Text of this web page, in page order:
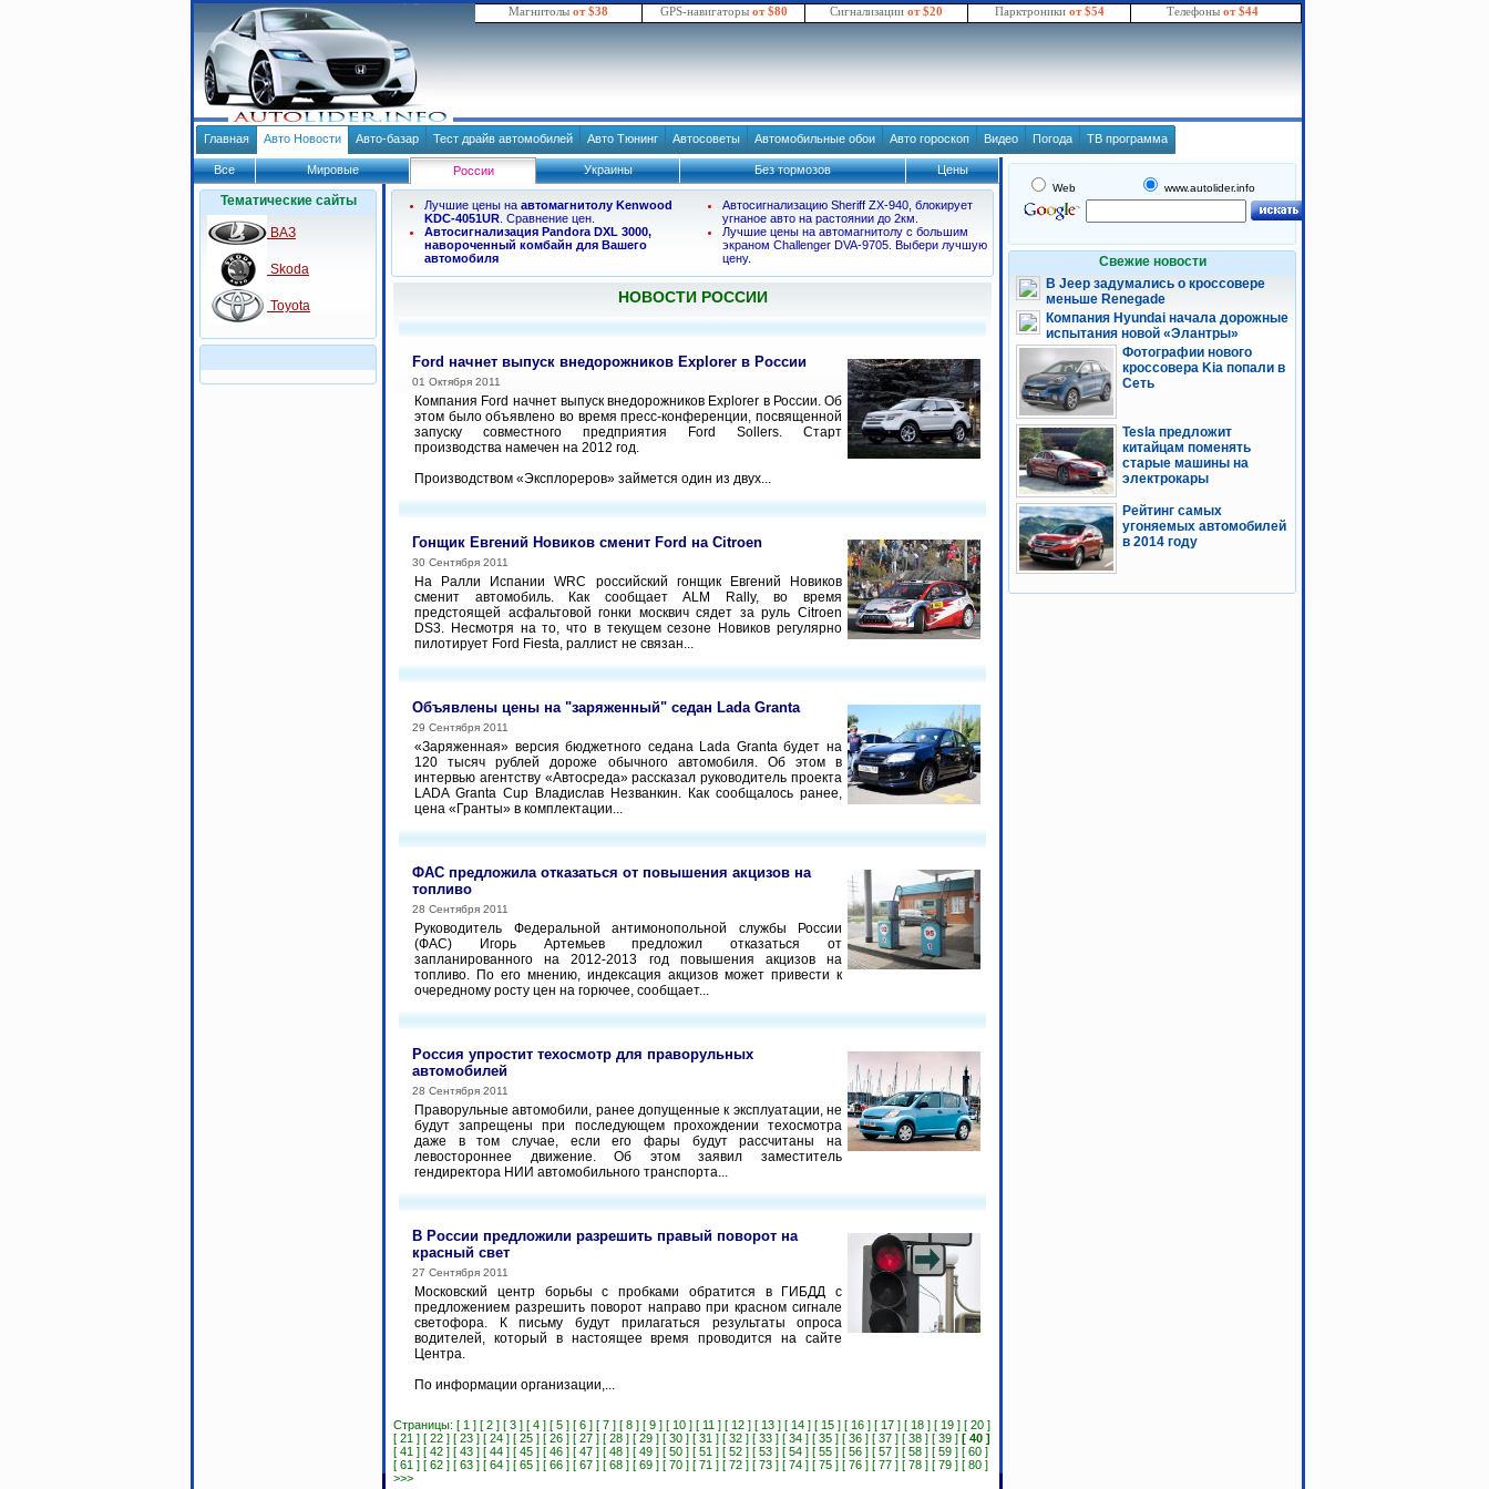
Магнитолы от $38 GPS-навигаторы от $80 Сигнализации от $20 Парктроники от $54 Телефоны от $44
Главная Авто Новости Авто-базар Тест драйв автомобилей Авто Тюнинг Автосоветы Автомобильные обои Авто гороскоп Видео Погода ТВ программа
Все Мировые России Украины Без тормозов Цены
Тематические сайты
ВАЗ
Skoda
Toyota
Лучшие цены на автомагнитолу Kenwood
KDC-4051UR . Сравнение цен.
Автосигнализация Pandora DXL 3000,
навороченный комбайн для Вашего
автомобиля
Автосигнализацию Sheriff ZX-940, блокирует
угнаное авто на растоянии до 2км.
Лучшие цены на автомагнитолу с большим
экраном Challenger DVA-9705. Выбери лучшую
цену.
НОВОСТИ РОССИИ
Ford начнет выпуск внедорожников Explorer в России
01 Октября 2011
Компания Ford начнет выпуск внедорожников Explorer в России. Об
этом было объявлено во время пресс-конференции, посвященной
запуску совместного предприятия Ford Sollers. Старт
производства намечен на 2012 год.
Производством «Эксплореров» займется один из двух...
Гонщик Евгений Новиков сменит Ford на Citroen
30 Сентября 2011
На Ралли Испании WRC российский гонщик Евгений Новиков
сменит автомобиль. Как сообщает ALM Rally, во время
предстоящей асфальтовой гонки москвич сядет за руль Citroen
DS3. Несмотря на то, что в текущем сезоне Новиков регулярно
пилотирует Ford Fiesta, раллист не связан...
Объявлены цены на "заряженный" седан Lada Granta
29 Сентября 2011
«Заряженная» версия бюджетного седана Lada Granta будет на
120 тысяч рублей дороже обычного автомобиля. Об этом в
интервью агентству «Автосреда» рассказал руководитель проекта
LADA Granta Cup Владислав Незванкин. Как сообщалось ранее,
цена «Гранты» в комплектации...
ФАС предложила отказаться от повышения акцизов на
топливо
28 Сентября 2011
Руководитель Федеральной антимонопольной службы России
(ФАС) Игорь Артемьев предложил отказаться от
запланированного на 2012-2013 год повышения акцизов на
топливо. По его мнению, индексация акцизов может привести к
очередному росту цен на горючее, сообщает...
Россия упростит техосмотр для праворульных
автомобилей
28 Сентября 2011
Праворульные автомобили, ранее допущенные к эксплуатации, не
будут запрещены при последующем прохождении техосмотра
даже в том случае, если его фары будут рассчитаны на
левостороннее движение. Об этом заявил заместитель
гендиректора НИИ автомобильного транспорта...
В России предложили разрешить правый поворот на
красный свет
27 Сентября 2011
Московский центр борьбы с пробками обратится в ГИБДД с
предложением разрешить поворот направо при красном сигнале
светофора. К письму будут прилагаться результаты опроса
водителей, который в настоящее время проводится на сайте
Центра.
По информации организации,...
Страницы: [ 1 ] [ 2 ] [ 3 ] [ 4 ] [ 5 ] [ 6 ] [ 7 ] [ 8 ] [ 9 ] [ 10 ] [ 11 ] [ 12 ] [ 13 ] [ 14 ] [ 15 ] [ 16 ] [ 17 ] [ 18 ] [ 19 ] [ 20 ]
[ 21 ] [ 22 ] [ 23 ] [ 24 ] [ 25 ] [ 26 ] [ 27 ] [ 28 ] [ 29 ] [ 30 ] [ 31 ] [ 32 ] [ 33 ] [ 34 ] [ 35 ] [ 36 ] [ 37 ] [ 38 ] [ 39 ] [ 40 ]
[ 41 ] [ 42 ] [ 43 ] [ 44 ] [ 45 ] [ 46 ] [ 47 ] [ 48 ] [ 49 ] [ 50 ] [ 51 ] [ 52 ] [ 53 ] [ 54 ] [ 55 ] [ 56 ] [ 57 ] [ 58 ] [ 59 ] [ 60 ]
[ 61 ] [ 62 ] [ 63 ] [ 64 ] [ 65 ] [ 66 ] [ 67 ] [ 68 ] [ 69 ] [ 70 ] [ 71 ] [ 72 ] [ 73 ] [ 74 ] [ 75 ] [ 76 ] [ 77 ] [ 78 ] [ 79 ] [ 80 ]
>>>
Web www.autolider.info
Свежие новости
В Jeep задумались о кроссовере
меньше Renegade
Компания Hyundai начала дорожные
испытания новой «Элантры»
Фотографии нового
кроссовера Kia попали в
Сеть
Tesla предложит
китайцам поменять
старые машины на
электрокары
Рейтинг самых
угоняемых автомобилей
в 2014 году